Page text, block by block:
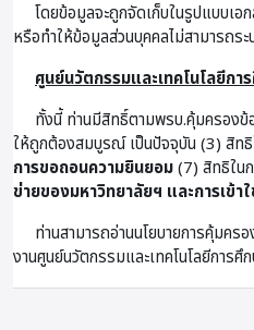
โดยข้อมูลจะถูกจัดเก็บในรูปแบบเอ
หรือทำให้ข้อมูลส่วนบุคคลไม่สามารถร
ศูนย์นวัตกรรมและเทคโนโลยีก
ทั้งนี้ ท่านมีสิทธิ์ตามพรบ.คุ้มครองข้อ
ให้ถูกต้องสมบูรณ์ เป็นปัจจุบัน (3) สิทธิ
การขอถอนความยินยอม(7) สิทธิใน
ข่ายของมหาวิทยาลัยฯ และการเข้า
ท่านสามารถอ่านนโยบายการคุ้มคร
งานศูนย์นวัตกรรมและเทคโนโลยีกา